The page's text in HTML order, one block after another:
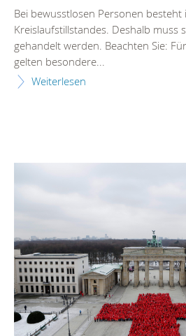
Bei bewusstlosen Personen
Kreislaufstillstandes. Deshalb muss
gehandelt werden. Beachten Sie:
gelten besondere...
Weiterlesen